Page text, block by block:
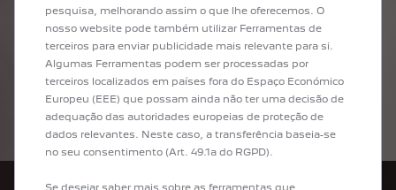
PERSONALIZE O SEU PEUGEOT
BOXER
Está interessado num Peugeot Boxer?
Personalize-o com o configurador Peugeot: escolha a dimensão, a versão, a
motorização, a cor e os equipamentos e imagine-se ao volante do seu futuro
furgão utilitário elétrico!
pesquisa, melhorando assim o que lhe oferecemos. O
nosso website pode também utilizar Ferramentas de
terceiros para enviar publicidade mais relevante para si.
Algumas Ferramentas podem ser processadas por
terceiros localizados em países fora do Espaço Económico
Europeu (EEE) que possam ainda não ter uma decisão de
adequação das autoridades europeias de proteção de
dados relevantes. Neste caso, a transferência baseia-se
no seu consentimento (Art. 49.1a do RGPD).
Se desejar saber mais sobre as ferramentas que